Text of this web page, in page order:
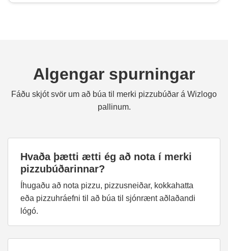
Algengar spurningar
Fáðu skjót svör um að búa til merki pizzubúðar á Wizlogo
pallinum.
Hvaða þætti ætti ég að nota í merki
pizzubúðarinnar?
Íhugaðu að nota pizzu, pizzusneiðar, kokkahatta
eða pizzuhráefni til að búa til sjónrænt aðlaðandi
lógó.